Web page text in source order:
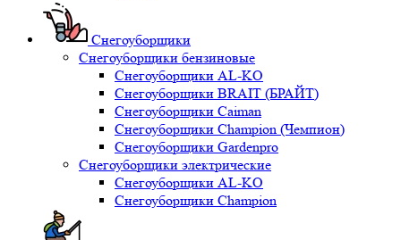
Снегоуборщики
Снегоуборщики бензиновые
Снегоуборщики AL-KO
Снегоуборщики BRAIT (БРАЙТ)
Снегоуборщики Caiman
Снегоуборщики Champion (Чемпион)
Снегоуборщики Gardenpro
Снегоуборщики электрические
Снегоуборщики AL-KO
Снегоуборщики Champion